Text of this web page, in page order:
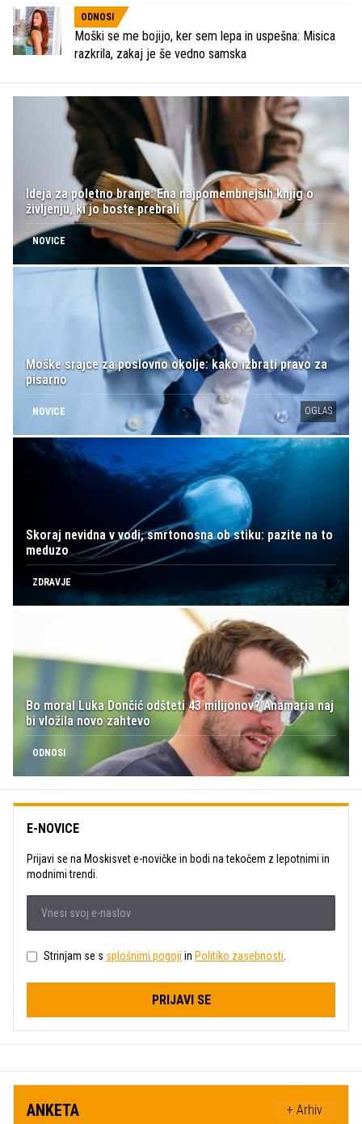
ODNOSI
Moški se me bojijo, ker sem lepa in uspešna: Misica
razkrila, zakaj je še vedno samska
Ideja za poletno branje: Ena najpomembnejših knjig o
življenju, ki jo boste prebrali
NOVICE
Moške srajce za poslovno okolje: kako izbrati pravo za
pisarno
NOVICE OGLAS
Skoraj nevidna v vodi, smrtonosna ob stiku: pazite na to
meduzo
ZDRAVJE
Bo moral Luka Dončić odšteti 43 milijonov? Anamaria naj
bi vložila novo zahtevo
ODNOSI
E-NOVICE
Prijavi se na Moskisvet e-novičke in bodi na tekočem z lepotnimi in
modnimi trendi.
Strinjam se s splošnimi pogoji in Politiko zasebnosti.
PRIJAVI SE
ANKETA + Arhiv